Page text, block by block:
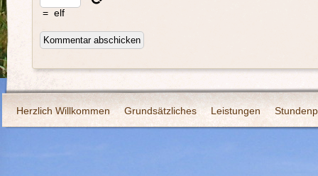
= elf
Herzlich Willkommen Grundsätzliches Leistungen